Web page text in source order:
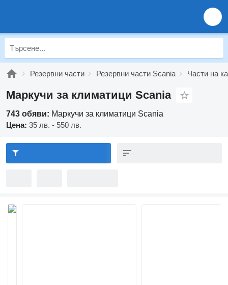
Резервни части Резервни части Scania Части на
Маркучи за климатици Scania
743 обяви: Маркучи за климатици Scania
Цена: 35 лв. - 550 лв.